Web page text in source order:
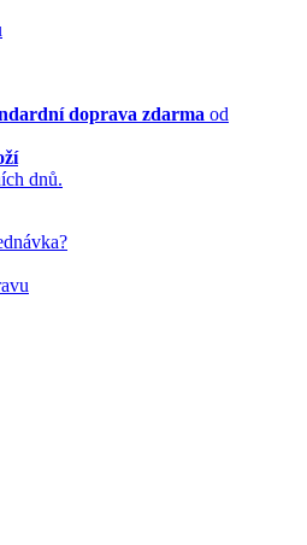
doprava zdarma od
dnů.